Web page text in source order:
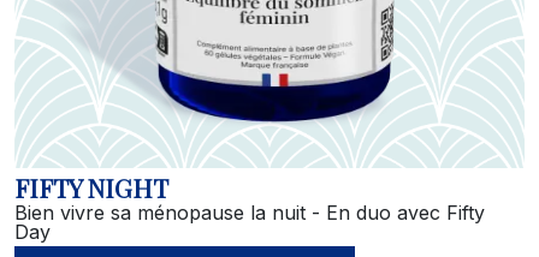
FIFTY NIGHT
Bien vivre sa ménopause la nuit - En duo avec Fifty
Day